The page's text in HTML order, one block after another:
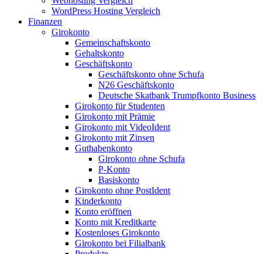
WordPress Hosting Vergleich
Finanzen
Girokonto
Gemeinschaftskonto
Gehaltskonto
Geschäftskonto
Geschäftskonto ohne Schufa
N26 Geschäftskonto
Deutsche Skatbank Trumpfkonto Business
Girokonto für Studenten
Girokonto mit Prämie
Girokonto mit VideoIdent
Girokonto mit Zinsen
Guthabenkonto
Girokonto ohne Schufa
P-Konto
Basiskonto
Girokonto ohne PostIdent
Kinderkonto
Konto eröffnen
Konto mit Kreditkarte
Kostenloses Girokonto
Girokonto bei Filialbank